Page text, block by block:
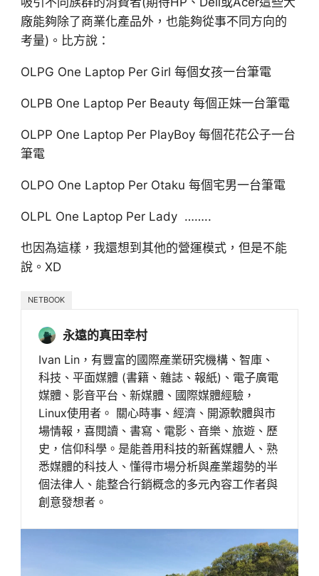
廠能夠除了商業化產品外，也能夠從事不同方向的
考量)。比方說：
OLPG One Laptop Per Girl 每個女孩一台筆電
OLPB One Laptop Per Beauty 每個正妹一台筆電
OLPP One Laptop Per PlayBoy 每個花花公子一台
筆電
OLPO One Laptop Per Otaku 每個宅男一台筆電
OLPL One Laptop Per Lady ……..
也因為這樣，我還想到其他的營運模式，但是不能
說。XD
NETBOOK
永遠的真田幸村
Ivan Lin，有豐富的國際產業研究機構、智庫、
科技、平面媒體 (書籍、雜誌、報紙)、電子廣電
媒體、影音平台、新媒體、國際媒體經驗，
Linux使用者。 關心時事、經濟、開源軟體與市
場情報，喜閱讀、書寫、電影、音樂、旅遊、歷
史，信仰科學。是能善用科技的新舊媒體人、熟
悉媒體的科技人、懂得市場分析與產業趨勢的半
個法律人、能整合行銷概念的多元內容工作者與
創意發想者。